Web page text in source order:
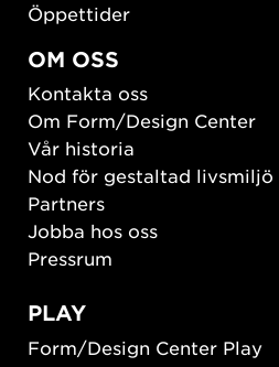
Öppettider
OM OSS
Kontakta oss
Om Form/Design Center
Vår historia
Nod för gestaltad livsmiljö
Partners
Jobba hos oss
Pressrum
PLAY
Form/Design Center Play